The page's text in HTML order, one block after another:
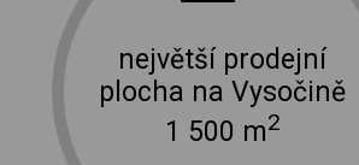
největší prodejní
plocha na Vysočině
1 500 m2